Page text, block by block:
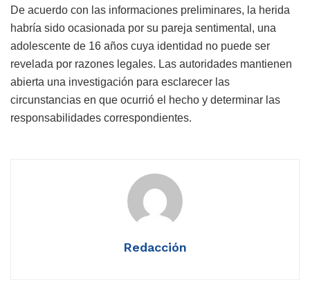
De acuerdo con las informaciones preliminares, la herida
habría sido ocasionada por su pareja sentimental, una
adolescente de 16 años cuya identidad no puede ser
revelada por razones legales. Las autoridades mantienen
abierta una investigación para esclarecer las
circunstancias en que ocurrió el hecho y determinar las
responsabilidades correspondientes.
Redacción